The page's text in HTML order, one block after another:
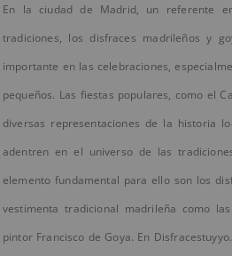
En la ciudad de Madrid, un referente
tradiciones, los disfraces madrileños y
importante en las celebraciones,
pequeños. Las fiestas populares, como el
diversas representaciones de la historia
adentren en el universo de las
elemento fundamental para ello son los
vestimenta tradicional madrileña como
pintor Francisco de Goya. En